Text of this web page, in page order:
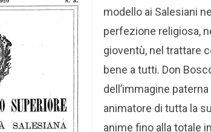
modello ai Salesiani
perfezione religiosa,
gioventù, nel trattare
bene a tutti. Don
dell’immagine
animatore di tutta la
anime fino alla totale